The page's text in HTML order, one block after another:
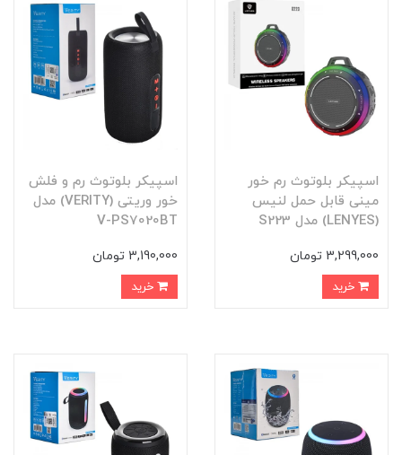
اسپیکر بلوتوث رم خور
مینی قابل حمل لنیس
(LENYES) مدل S223
3,299,000 تومان
اسپیکر بلوتوث رم و فلش
خور وریتی (VERITY) مدل
V-PS7020BT
3,190,000 تومان